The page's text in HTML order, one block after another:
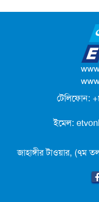
সেই
জেট
টেলিফোন:
ইমেল:
জাহাঙ্গীর টাওয়ার, (৭ম